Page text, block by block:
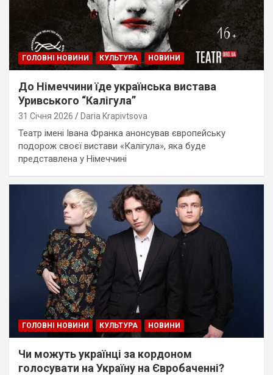
ГОЛОВНІ НОВИНИ КУЛЬТУРА НОВИНИ
До Німеччини їде українська вистава
Уривського “Калігула”
31 Січня 2026 Daria Krapivtsova
Театр імені Івана Франка анонсував європейську
подорож своєї вистави «Калігула», яка буде
представлена у Німеччині
ГОЛОВНІ НОВИНИ КУЛЬТУРА НОВИНИ
Чи можуть українці за кордоном
голосувати на Україну на Євробаченні?